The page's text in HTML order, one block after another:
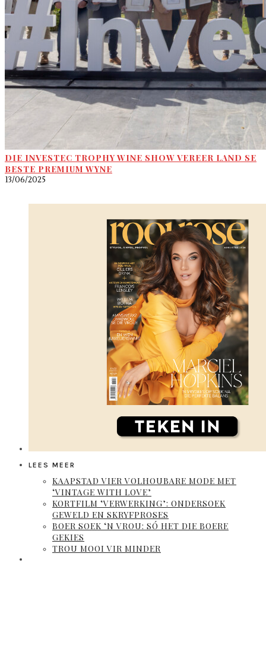
DIE INVESTEC TROPHY WINE SHOW VEREER LAND SE
BESTE PREMIUM WYNE
13/06/2025
LEES MEER
KAAPSTAD VIER VOLHOUBARE MODE MET
‘VINTAGE WITH LOVE’
KORTFILM ‘VERWERKING’: ONDERSOEK
GEWELD EN SKRYFPROSES
BOER SOEK ‘N VROU: SÓ HET DIE BOERE
GEKIES
TROU MOOI VIR MINDER